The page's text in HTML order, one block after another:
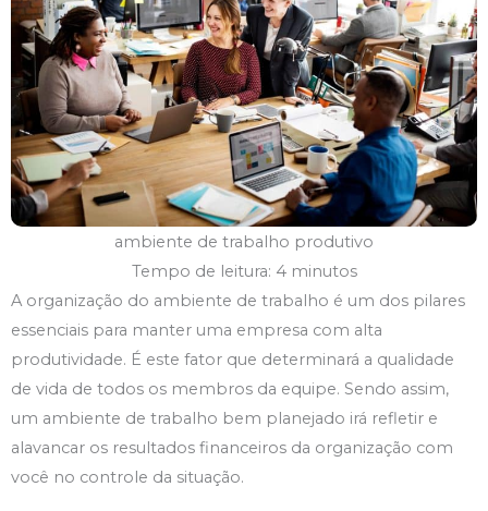
ambiente de trabalho produtivo
Tempo de leitura: 4 minutos
A organização do ambiente de trabalho é um dos pilares
essenciais para manter uma empresa com alta
produtividade. É este fator que determinará a qualidade
de vida de todos os membros da equipe. Sendo assim,
um ambiente de trabalho bem planejado irá refletir e
alavancar os resultados financeiros da organização com
você no controle da situação.